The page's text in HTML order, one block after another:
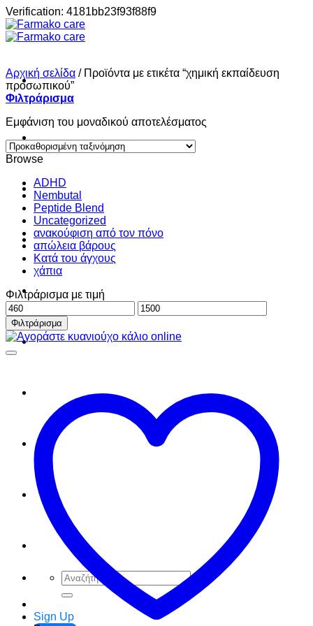
Verification: 4181bb23f93f88f9Μετάβαση
Σπίτι
Shop
About
Contact
FAQ
Cart
Ελληνικά
English
Αναζήτηση
για:
Sign Up
Αρχική σελίδα /Προϊόντα με ετικέτα “χημική εκπαίδευση
προσωπικού”
Φιλτράρισμα
Εμφάνιση του μοναδικού αποτελέσματος
Browse
ADHD
Nembutal
Peptide Blend
Uncategorized
ανακούφιση από τον πόνο
απώλεια βάρους
Κατά του άγχους
χάπια
Φιλτράρισμα με τιμή
Ελάχιστη
τιμή
Μέγιστη
τιμή
Φιλτράρισμα